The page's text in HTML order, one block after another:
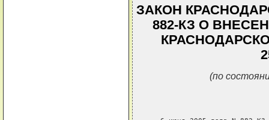
ЗАКОН
882-КЗ О
(по